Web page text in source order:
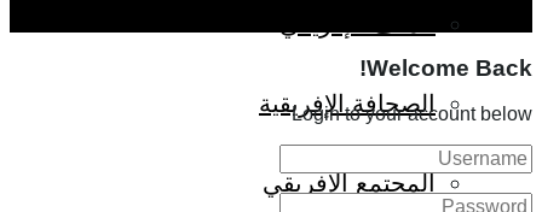
الصحافة الإفريقية
المجتمع الإفريقي
Welcome Back!
Login to your account below